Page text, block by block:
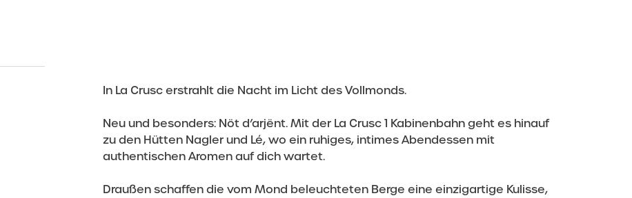
In La Crusc erstrahlt die Nacht im Licht des Vollmonds.
Neu und besonders: Nöt d’arjënt. Mit der La Crusc 1 Kabinenbahn geht es hinauf
zu den Hütten Nagler und Lé, wo ein ruhiges, intimes Abendessen mit
authentischen Aromen auf dich wartet.
Draußen schaffen die vom Mond beleuchteten Berge eine einzigartige Kulisse,